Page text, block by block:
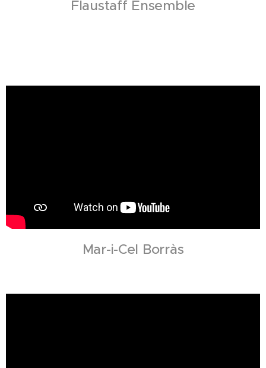
Flaustaff Ensemble
Mar-i-Cel Borràs